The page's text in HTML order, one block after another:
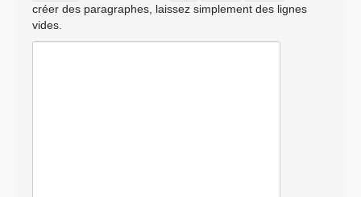
créer des paragraphes, laissez simplement des lignes
vides.